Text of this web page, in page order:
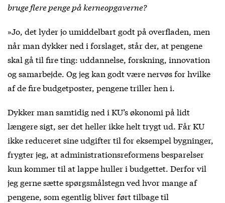
bruge flere penge på kerneopgaverne?
»Jo, det lyder jo umiddelbart godt på overfladen, men
når man dykker ned i forslaget, står der, at pengene
skal gå til fire ting: uddannelse, forskning, innovation
og samarbejde. Og jeg kan godt være nervøs for hvilke
af de fire budgetposter, pengene triller hen i.
Dykker man samtidig ned i KU’s økonomi på lidt
længere sigt, ser det heller ikke helt trygt ud. Får KU
ikke reduceret sine udgifter til for eksempel bygninger,
frygter jeg, at administrationsreformens besparelser
kun kommer til at lappe huller i budgettet. Derfor vil
jeg gerne sætte spørgsmålstegn ved hvor mange af
pengene, som egentlig bliver ført tilbage til